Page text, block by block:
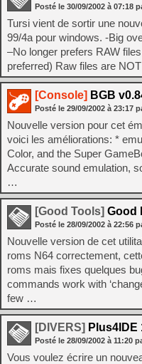
Posté le 30/09/2002 à 07:18
Tursi vient de sortir une
99/4a pour windows. -Big
–No longer prefers RAW
preferred) Raw files are
[Console] BGB
Posté le 29/09/2002 à 23:17
Nouvelle version pour cet
voici les améliorations: *
Color, and the Super
Accurate sound emulation,
…
[Good Tools] Good
Posté le 28/09/2002 à 22:56
Nouvelle version de cet
roms N64 correctement,
roms mais fixes quelques
commands work with
few …
[DIVERS] Plus4IDE
Posté le 28/09/2002 à 11:20
Vous voulez écrire un